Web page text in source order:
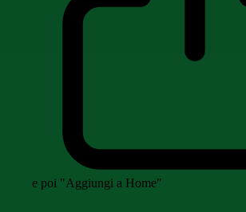
e poi "Aggiungi a Home"